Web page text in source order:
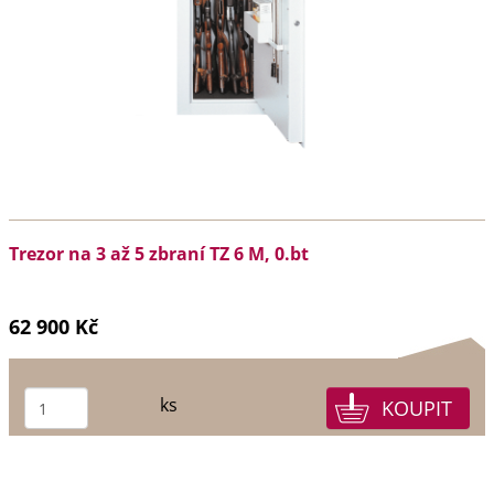
Trezor na 3 až 5 zbraní TZ 6 M, 0.bt
62 900 Kč
ks